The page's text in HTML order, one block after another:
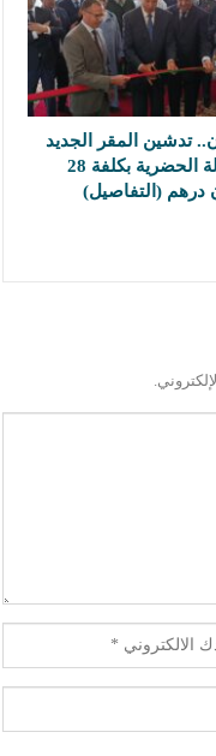
تدشين المقر الجديد
للوكالة الحضرية بكلفة 28
درهم (التفاصيل)